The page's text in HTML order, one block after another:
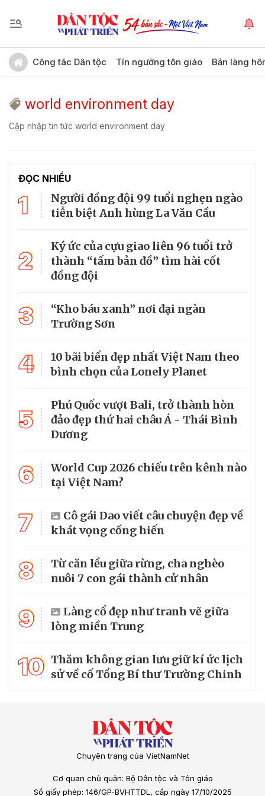
Công tác Dân tộc Tín ngưỡng tôn giáo Bản làng
world environment day
Cập nhập tin tức world environment day
ĐỌC NHIỀU
1
Người đồng đội 99 tuổi nghẹn ngào
tiễn biệt Anh hùng La Văn Cầu
2
Ký ức của cựu giao liên 96 tuổi trở
thành “tấm bản đồ” tìm hài cốt
đồng đội
3
“Kho báu xanh” nơi đại ngàn
Trường Sơn
4
10 bãi biển đẹp nhất Việt Nam theo
bình chọn của Lonely Planet
5
Phú Quốc vượt Bali, trở thành hòn
đảo đẹp thứ hai châu Á - Thái Bình
Dương
6
World Cup 2026 chiếu trên kênh nào
tại Việt Nam?
7
Cô gái Dao viết câu chuyện đẹp về
khát vọng cống hiến
8
Từ căn lều giữa rừng, cha nghèo
nuôi 7 con gái thành cử nhân
9
Làng cổ đẹp như tranh vẽ giữa
lòng miền Trung
10 Thăm không gian lưu giữ kí ức lịch
sử về cố Tổng Bí thư Trường Chinh
Chuyên trang của VietNamNet
Cơ quan chủ quản: Bộ Dân tộc và Tôn giáo
Số giấy phép: 146/GP-BVHTTDL, cấp ngày 17/10/2025